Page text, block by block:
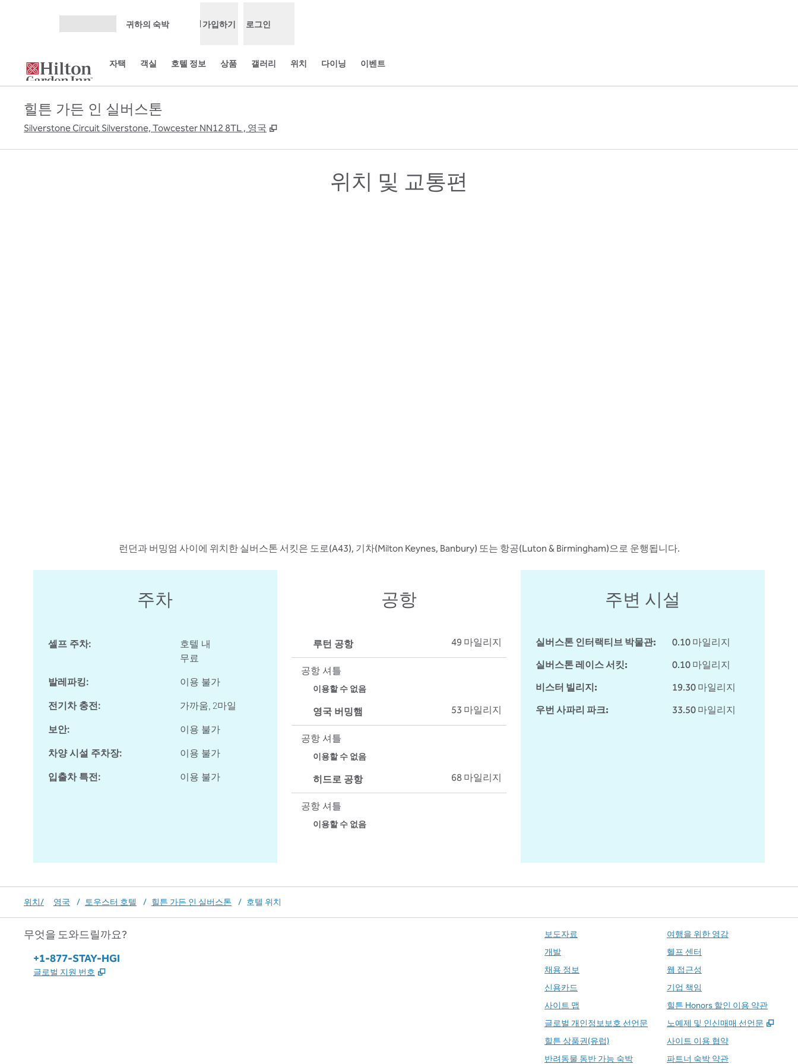
귀하의 숙박 가입하기 로그인
자택 객실 호텔 정보 상품 갤러리 위치 다이닝 이벤트
힐튼 가든 인 실버스톤
Silverstone Circuit Silverstone, Towcester NN12 8TL , 영국 ,
위치 및 교통편
런던과 버밍엄 사이에 위치한 실버스톤 서킷은 도로(A43), 기차(Milton Keynes, Banbury) 또는 항공(Luton & Birmingham)으로 운행됩니다.
주차
셀프 주차:
호텔 내
무료
발레파킹:
이용 불가
전기차 충전:
가까움, 2마일
보안:
이용 불가
차양 시설 주차장:
이용 불가
입출차 특전:
이용 불가
공항
루턴 공항 49 마일리지
공항 셔틀
이용할 수 없음
영국 버밍햄 53 마일리지
공항 셔틀
이용할 수 없음
히드로 공항 68 마일리지
공항 셔틀
이용할 수 없음
주변 시설
실버스톤 인터랙티브 박물관:
0.10 마일리지
실버스톤 레이스 서킷:
0.10 마일리지
비스터 빌리지:
19.30 마일리지
우번 사파리 파크:
33.50 마일리지
위치/ 영국 / 토우스터 호텔 / 힐튼 가든 인 실버스톤 / 호텔 위치
무엇을 도와드릴까요?
전화:
+1-877-STAY-HGI
글로벌 지원 번호 ,
보도자료
개발
채용 정보
신용카드
사이트 맵
글로벌 개인정보보호 선언문
힐튼 상품권(유럽)
반려동물 동반 가능 숙박
여행을 위한 영감
헬프 센터
웹 접근성
기업 책임
힐튼 Honors 할인 이용 약관
노예제 및 인신매매 선언문
,
사이트 이용 협약
파트너 숙박 약관